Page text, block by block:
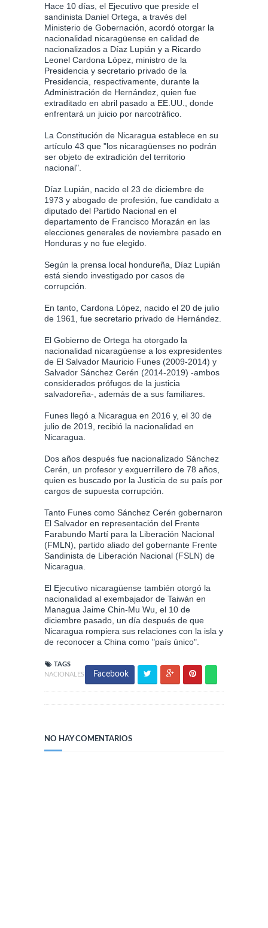
Hace 10 días, el Ejecutivo que preside el
sandinista Daniel Ortega, a través del
Ministerio de Gobernación, acordó otorgar la
nacionalidad nicaragüense en calidad de
nacionalizados a Díaz Lupián y a Ricardo
Leonel Cardona López, ministro de la
Presidencia y secretario privado de la
Presidencia, respectivamente, durante la
Administración de Hernández, quien fue
extraditado en abril pasado a EE.UU., donde
enfrentará un juicio por narcotráfico.
La Constitución de Nicaragua establece en su
artículo 43 que "los nicaragüenses no podrán
ser objeto de extradición del territorio
nacional".
Díaz Lupián, nacido el 23 de diciembre de
1973 y abogado de profesión, fue candidato a
diputado del Partido Nacional en el
departamento de Francisco Morazán en las
elecciones generales de noviembre pasado en
Honduras y no fue elegido.
Según la prensa local hondureña, Díaz Lupián
está siendo investigado por casos de
corrupción.
En tanto, Cardona López, nacido el 20 de julio
de 1961, fue secretario privado de Hernández.
El Gobierno de Ortega ha otorgado la
nacionalidad nicaragüense a los expresidentes
de El Salvador Mauricio Funes (2009-2014) y
Salvador Sánchez Cerén (2014-2019) -ambos
considerados prófugos de la justicia
salvadoreña-, además de a sus familiares.
Funes llegó a Nicaragua en 2016 y, el 30 de
julio de 2019, recibió la nacionalidad en
Nicaragua.
Dos años después fue nacionalizado Sánchez
Cerén, un profesor y exguerrillero de 78 años,
quien es buscado por la Justicia de su país por
cargos de supuesta corrupción.
Tanto Funes como Sánchez Cerén gobernaron
El Salvador en representación del Frente
Farabundo Martí para la Liberación Nacional
(FMLN), partido aliado del gobernante Frente
Sandinista de Liberación Nacional (FSLN) de
Nicaragua.
El Ejecutivo nicaragüense también otorgó la
nacionalidad al exembajador de Taiwán en
Managua Jaime Chin-Mu Wu, el 10 de
diciembre pasado, un día después de que
Nicaragua rompiera sus relaciones con la isla y
de reconocer a China como "país único".
TAGS
NACIONALES
Facebook
NO HAY COMENTARIOS